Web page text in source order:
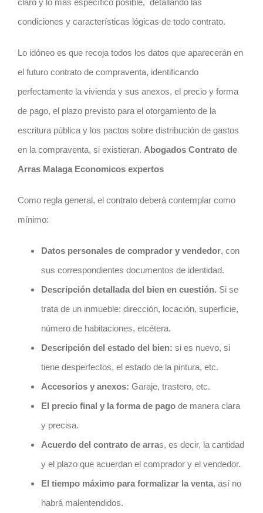
condiciones y características lógicas de todo contrato.
Lo idóneo es que recoja todos los datos que aparecerán en
el futuro contratode compraventa, identificando
perfectamente la vivienda y sus anexos, el precio y forma
de pago, el plazo previsto para el otorgamiento de la
escritura pública y los pactos sobre distribución de gastos
en la compraventa, si existieran. Abogados Contrato de
Arras Malaga Economicos expertos
Como regla general, el contratodeberá contemplar como
mínimo:
Datos personales de comprador y vendedor, con
sus correspondientes documentos de identidad.
Descripción detallada del bien en cuestión. Si se
trata de un inmueble: dirección, locación, superficie,
número de habitaciones, etcétera.
Descripción del estado del bien: si es nuevo, si
tiene desperfectos, el estado de la pintura, etc.
Accesorios y anexos: Garaje, trastero, etc.
El precio final y la forma de pagode manera clara
y precisa.
Acuerdo del contratode arras, es decir, la cantidad
y el plazo que acuerdanel comprador y el vendedor.
El tiempo máximo para formalizar la venta, así no
habrá malentendidos.